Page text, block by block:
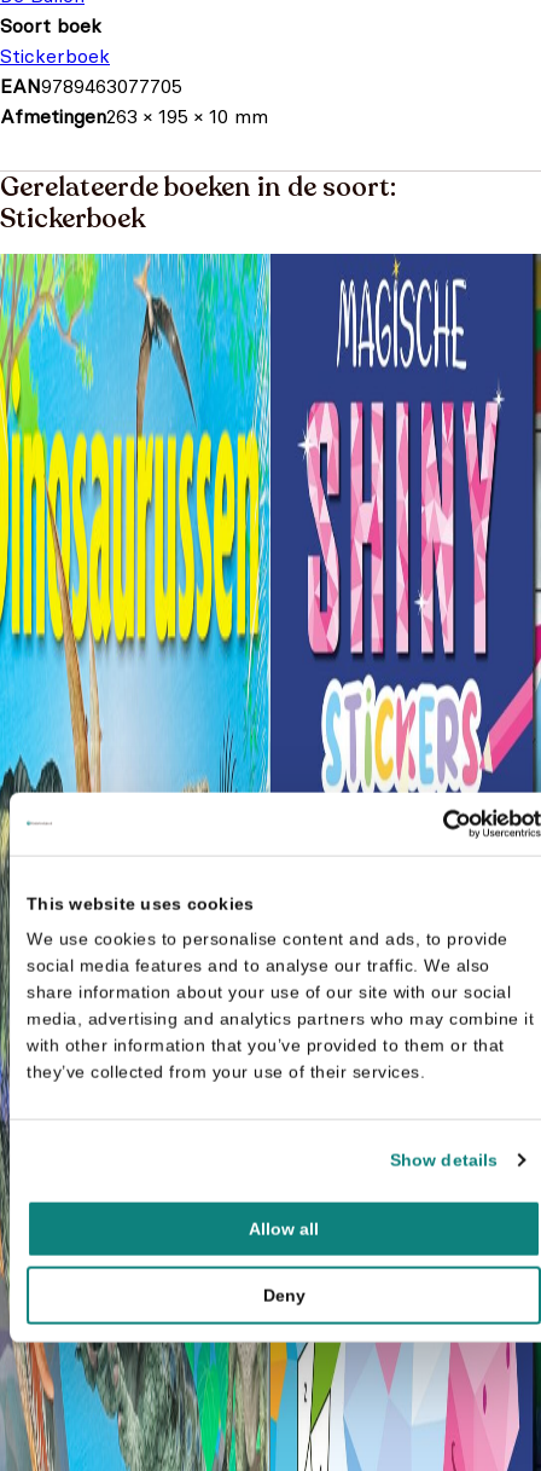
This website uses cookies
We use cookies to personalise content and ads, to provide
social media features and to analyse our traffic. We also
share information about your use of our site with our social
media, advertising and analytics partners who may combine it
with other information that you’ve provided to them or that
they’ve collected from your use of their services.
Show details
Allow all
Deny
Soort boek
Stickerboek
EAN9789463077705
Afmetingen263 × 195 × 10 mm
Gerelateerde boeken in de soort:
Stickerboek